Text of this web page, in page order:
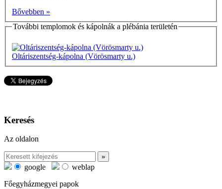
Bővebben »
További templomok és kápolnák a plébánia területén
Oltáriszentség-kápolna (Vörösmarty u.)
Keresés
Az oldalon
google
weblap
Főegyházmegyei papok